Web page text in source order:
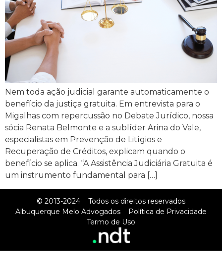
Nem toda ação judicial garante automaticamente o
benefício da justiça gratuita. Em entrevista para o
Migalhas com repercussão no Debate Jurídico, nossa
sócia Renata Belmonte e a sublíder Arina do Vale,
especialistas em Prevenção de Litígios e
Recuperação de Créditos, explicam quando o
benefício se aplica. “A Assistência Judiciária Gratuita é
um instrumento fundamental para […]
© 2013-2024
Todos os direitos reservados
Albuquerque Melo Advogados
Política de Privacidade
Termo de Uso